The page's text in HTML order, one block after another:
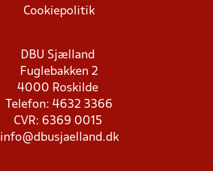
Cookiepolitik
DBU Sjælland
Fuglebakken 2
4000 Roskilde
Telefon: 4632 3366
CVR: 6369 0015
info@dbusjaelland.dk